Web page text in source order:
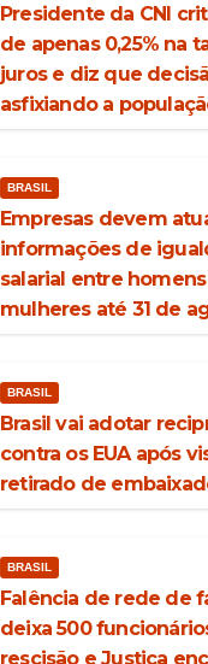
Presidente da CNI
de apenas 0,25% na
juros e diz que
asfixiando a
BRASIL
Empresas devem
informações de
salarial entre
mulheres até 31 de
BRASIL
Brasil vai adotar
contra os EUA após
retirado de
BRASIL
Falência de rede de
deixa 500
rescisão e Justiça